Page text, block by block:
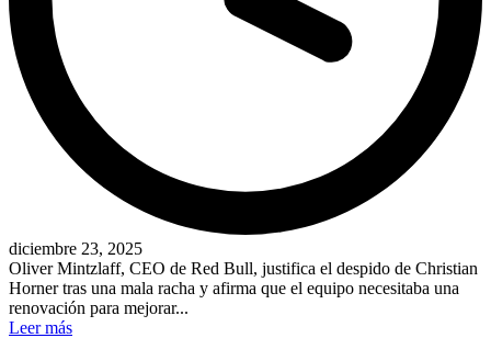
diciembre 23, 2025
Oliver Mintzlaff, CEO de Red Bull, justifica el despido de Christian
Horner tras una mala racha y afirma que el equipo necesitaba una
renovación para mejorar...
Leer más